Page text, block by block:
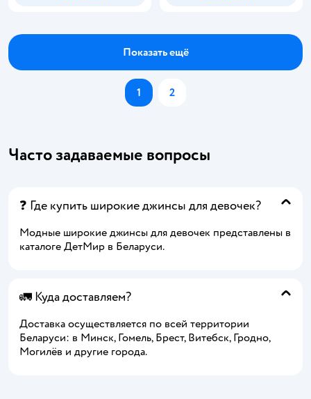
Показать ещё
1 2
Часто задаваемые вопросы
❓ Где купить широкие джинсы для девочек?
Модные широкие джинсы для девочек представлены в
каталоге ДетМир в Беларуси.
🚛 Куда доставляем?
Доставка осуществляется по всей территории
Беларуси: в Минск, Гомель, Брест, Витебск, Гродно,
Могилёв и другие города.